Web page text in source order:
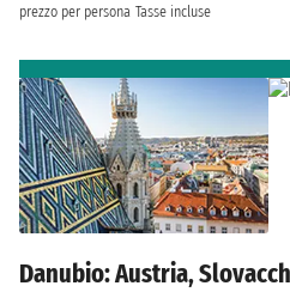
prezzo per persona Tasse incluse
Danubio: Austria,